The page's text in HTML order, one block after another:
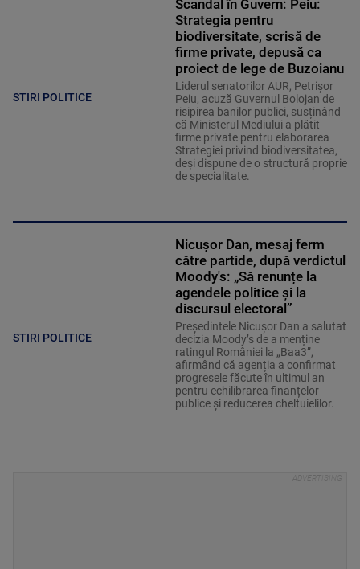
STIRI POLITICE
Scandal în Guvern: Peiu:
Strategia pentru
biodiversitate, scrisă de
firme private, depusă ca
proiect de lege de Buzoianu
Liderul senatorilor AUR, Petrișor
Peiu, acuză Guvernul Bolojan de
risipirea banilor publici, susținând
că Ministerul Mediului a plătit
firme private pentru elaborarea
Strategiei privind biodiversitatea,
deși dispune de o structură proprie
de specialitate.
STIRI POLITICE
Nicușor Dan, mesaj ferm
către partide, după verdictul
Moody's: „Să renunțe la
agendele politice şi la
discursul electoral”
Președintele Nicușor Dan a salutat
decizia Moody’s de a menține
ratingul României la „Baa3”,
afirmând că agenția a confirmat
progresele făcute în ultimul an
pentru echilibrarea finanțelor
publice și reducerea cheltuielilor.